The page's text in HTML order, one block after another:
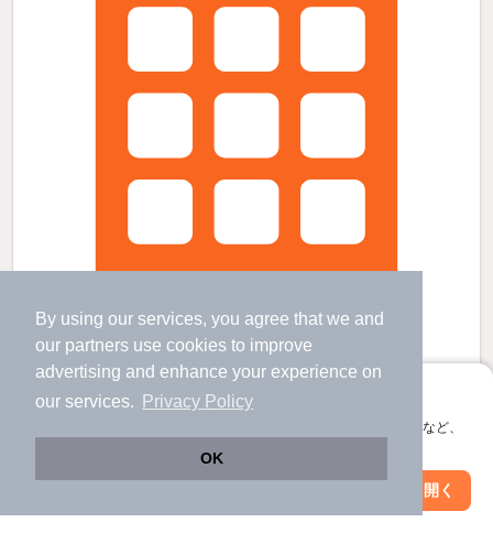
By using our services, you agree that we and
our partners use cookies to improve
advertising and enhance your experience on
our services.
Privacy Policy
OK
アプリに切り替えて、サクサクお部屋探し
会員登録なしですぐ使える。マップ検索やお気に入り保存など、
アプリを開く
市ケ谷駅より徒歩5分 築18年11ヶ月 14階建の賃貸物件
市ケ谷駅 歩5分 （総武中央線など）
市ヶ谷駅 歩
東京都新宿区市谷砂土原町２丁目5
絞り込み条件を変更